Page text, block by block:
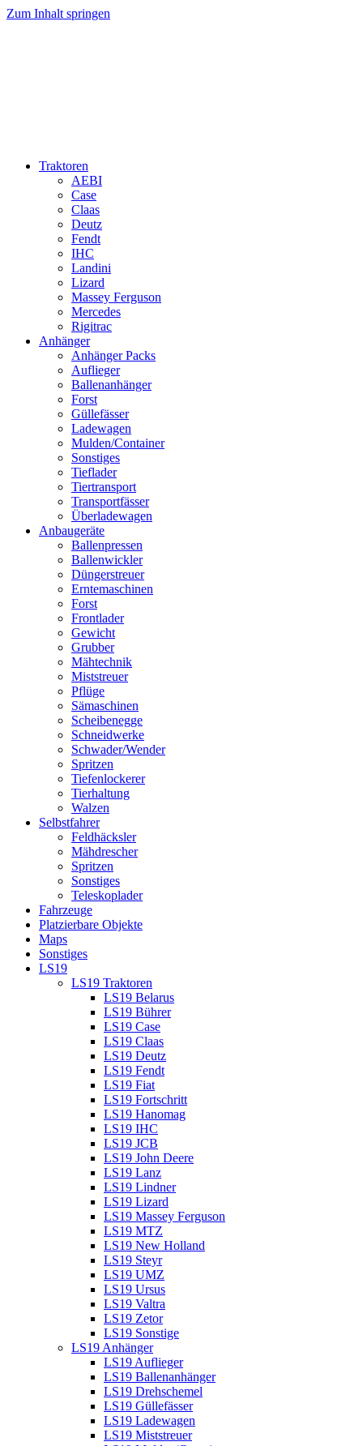
Zum Inhalt springen
Traktoren
AEBI
Case
Claas
Deutz
Fendt
IHC
Landini
Lizard
Massey Ferguson
Mercedes
Rigitrac
Anhänger
Anhänger Packs
Auflieger
Ballenanhänger
Forst
Güllefässer
Ladewagen
Mulden/Container
Sonstiges
Tieflader
Tiertransport
Transportfässer
Überladewagen
Anbaugeräte
Ballenpressen
Ballenwickler
Düngerstreuer
Erntemaschinen
Forst
Frontlader
Gewicht
Grubber
Mähtechnik
Miststreuer
Pflüge
Sämaschinen
Scheibenegge
Schneidwerke
Schwader/Wender
Spritzen
Tiefenlockerer
Tierhaltung
Walzen
Selbstfahrer
Feldhäcksler
Mähdrescher
Spritzen
Sonstiges
Teleskoplader
Fahrzeuge
Platzierbare Objekte
Maps
Sonstiges
LS19
LS19 Traktoren
LS19 Belarus
LS19 Bührer
LS19 Case
LS19 Claas
LS19 Deutz
LS19 Fendt
LS19 Fiat
LS19 Fortschritt
LS19 Hanomag
LS19 IHC
LS19 JCB
LS19 John Deere
LS19 Lanz
LS19 Lindner
LS19 Lizard
LS19 Massey Ferguson
LS19 MTZ
LS19 New Holland
LS19 Steyr
LS19 UMZ
LS19 Ursus
LS19 Valtra
LS19 Zetor
LS19 Sonstige
LS19 Anhänger
LS19 Auflieger
LS19 Ballenanhänger
LS19 Drehschemel
LS19 Güllefässer
LS19 Ladewagen
LS19 Miststreuer